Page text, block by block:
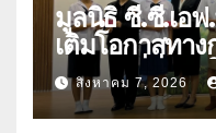
มูลนิธิ ซี.ซี.เอ
เติมโอกาสทา
อนาคตที่มั่นคง
ด้อยโอกาส
สิงหาคม 7, 2026